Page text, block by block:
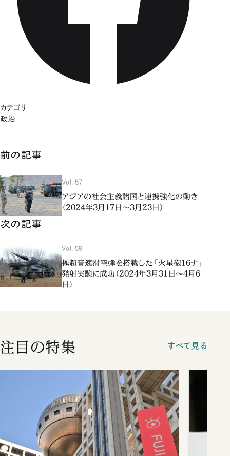
カテゴリ
政治
前の記事
Vol. 57
アジアの社会主義諸国と連携強化の動き
（2024年3月17日～3月23日）
次の記事
Vol. 59
極超音速滑空弾を搭載した「火星砲16ナ」
発射実験に成功（2024年3月31日～4月6
日）
注目の特集 すべて見る